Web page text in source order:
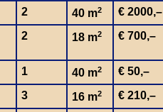
2 40 m2
€ 2000,–
2 18 m2 € 700,–
1 40 m2
€ 50,–
3 16 m2
€ 210,–